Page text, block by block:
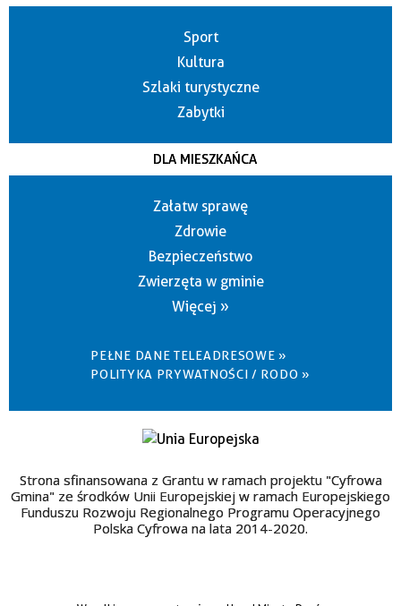
Sport
Kultura
Szlaki turystyczne
Zabytki
DLA MIESZKAŃCA
Załatw sprawę
Zdrowie
Bezpieczeństwo
Zwierzęta w gminie
Więcej »
PEŁNE DANE TELEADRESOWE »
POLITYKA PRYWATNOŚCI / RODO »
Strona sfinansowana z Grantu w ramach projektu "Cyfrowa
Gmina" ze środków Unii Europejskiej w ramach Europejskiego
Funduszu Rozwoju Regionalnego Programu Operacyjnego
Polska Cyfrowa na lata 2014-2020.